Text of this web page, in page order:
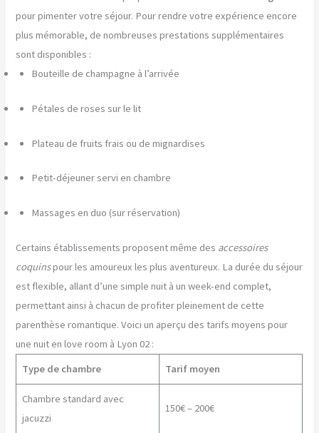
pour pimenter votre séjour. Pour rendre votre expérience encore
plus mémorable, de nombreuses prestations supplémentaires
sont disponibles :
Bouteille de champagne à l’arrivée
Pétales de roses sur le lit
Plateau de fruits frais ou de mignardises
Petit-déjeuner servi en chambre
Massages en duo (sur réservation)
Certains établissements proposent même des accessoires
coquinspour les amoureux les plus aventureux. La durée du séjour
est flexible, allant d’une simple nuit à un week-end complet,
permettant ainsi à chacun de profiter pleinement de cette
parenthèse romantique. Voici un aperçu des tarifs moyens pour
une nuit en love room à Lyon 02 :
Type de chambre
Tarif moyen
Chambre standard avec
jacuzzi
150€ – 200€